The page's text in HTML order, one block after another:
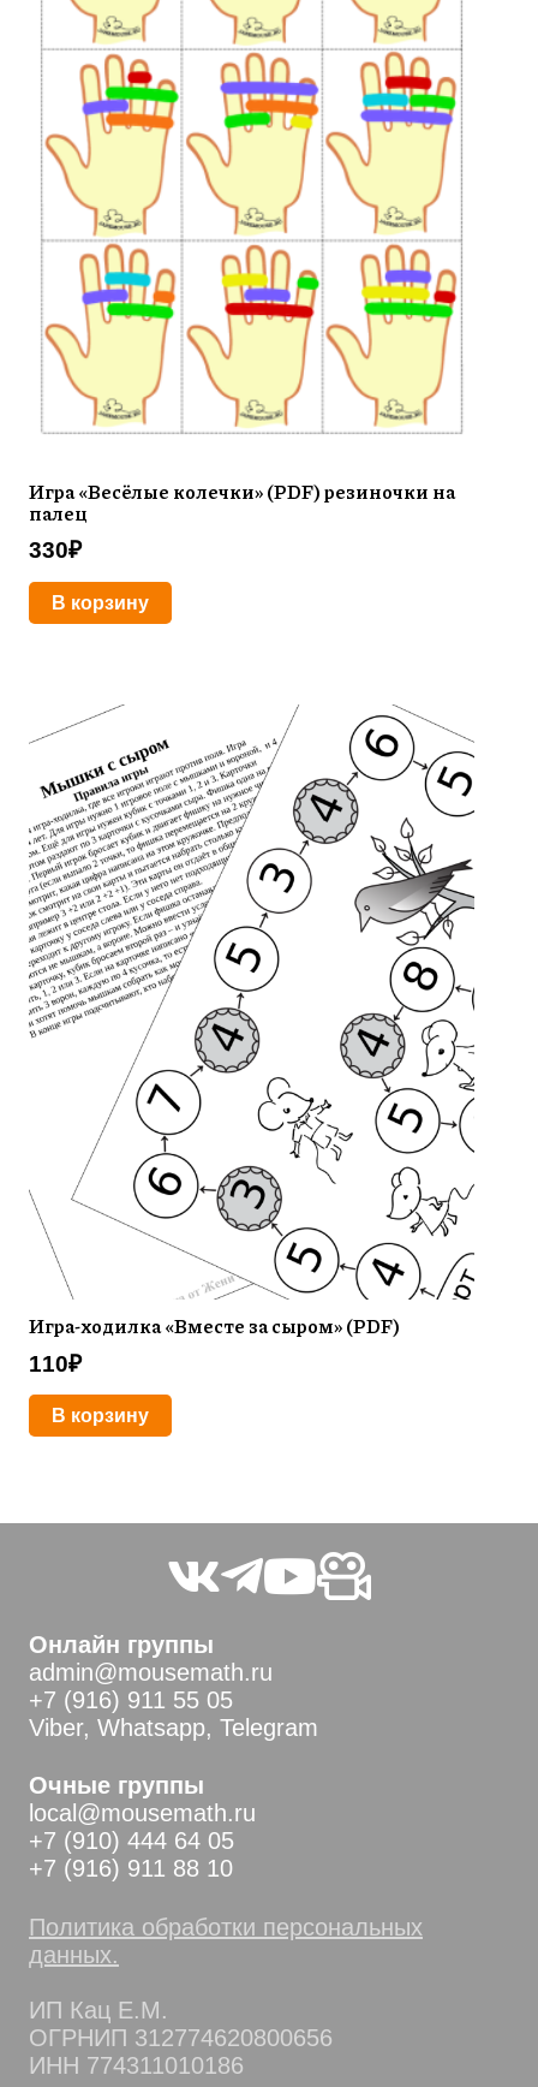
Игра «Весёлые колечки» (PDF) резиночки на
палец
330₽
В корзину
Игра-ходилка «Вместе за сыром» (PDF)
110₽
В корзину
Онлайн группы
admin@mousemath.ru
+7 (916) 911 55 05
Viber, Whatsapp, Telegram
Очные группы
local@mousemath.ru
+7 (910) 444 64 05
+7 (916) 911 88 10
Политика обработки персональных
данных.
ИП Кац Е.М.
ОГРНИП 312774620800656
ИНН 774311010186